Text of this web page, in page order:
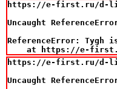
https://e-first.ru/d-link-
Uncaught
ReferenceError: Tygh
at https://e-
https://e-first.ru/d-link-
Uncaught